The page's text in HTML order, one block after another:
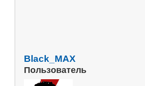
Black_MAX
Пользователь